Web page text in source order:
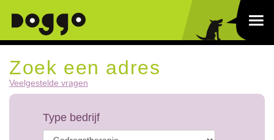
Zoek een adres
Veelgestelde vragen
Type bedrijf